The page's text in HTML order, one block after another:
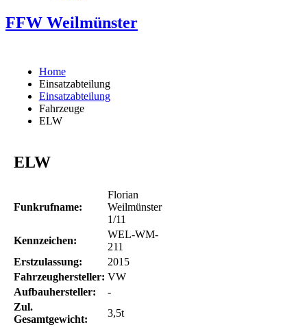
FFW Weilmünster
Home
Einsatzabteilung
Einsatzabteilung
Fahrzeuge
ELW
ELW
Funkrufname:
Florian
Weilmünster
1/11
Kennzeichen:
WEL-WM-
211
Erstzulassung:
2015
Fahrzeughersteller: VW
Aufbauhersteller:
-
Zul.
Gesamtgewicht:
3,5t